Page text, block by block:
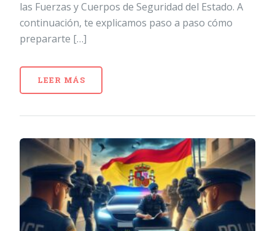
las Fuerzas y Cuerpos de Seguridad del Estado. A
continuación, te explicamos paso a paso cómo
prepararte […]
LEER MÁS